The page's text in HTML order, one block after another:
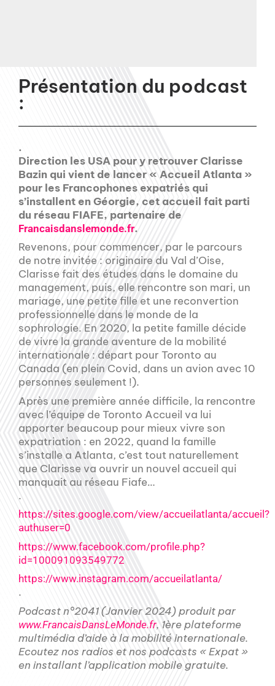
Présentation du podcast
:
.
Direction les USA pour y retrouver Clarisse
Bazin qui vient de lancer « Accueil Atlanta »
pour les Francophones expatriés qui
s’installent en Géorgie, cet accueil fait parti
du réseau FIAFE, partenaire de
Francaisdanslemonde.fr.
Revenons, pour commencer, par le parcours
de notre invitée : originaire du Val d’Oise,
Clarisse fait des études dans le domaine du
management, puis, elle rencontre son mari, un
mariage, une petite fille et une reconvertion
professionnelle dans le monde de la
sophrologie. En 2020, la petite famille décide
de vivre la grande aventure de la mobilité
internationale : départ pour Toronto au
Canada (en plein Covid, dans un avion avec 10
personnes seulement !).
Après une première année difficile, la rencontre
avec l’équipe de Toronto Accueil va lui
apporter beaucoup pour mieux vivre son
expatriation : en 2022, quand la famille
s’installe a Atlanta, c’est tout naturellement
que Clarisse va ouvrir un nouvel accueil qui
manquait au réseau Fiafe…
.
https://sites.google.com/view/accueilatlanta/accueil?
authuser=0
https://www.facebook.com/profile.php?
id=100091093549772
https://www.instagram.com/accueilatlanta/
.
Podcast n°2041 (Janvier 2024) produit par
www.FrancaisDansLeMonde.fr, 1ère plateforme
multimédia d’aide à la mobilité internationale.
Ecoutez nos radios et nos podcasts « Expat »
en installant l’application mobile gratuite.